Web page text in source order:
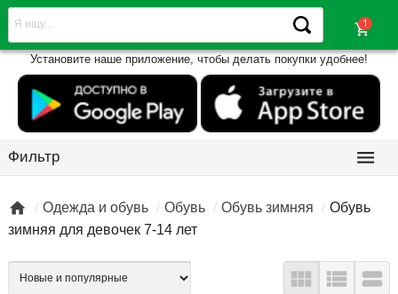
shopping_cart
Установите наше приложение, чтобы делать покупки удобнее!
Фильтр 
 Одежда и обувь Обувь Обувь зимняя
Обувь
зимняя для девочек 7-14 лет
  